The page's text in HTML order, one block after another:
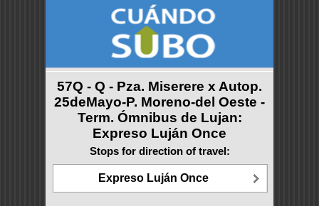
57Q - Q - Pza. Miserere x Autop.
25deMayo-P. Moreno-del Oeste -
Term. Ómnibus de Lujan:
Expreso Luján Once
Stops for direction of travel:
Expreso Luján Once